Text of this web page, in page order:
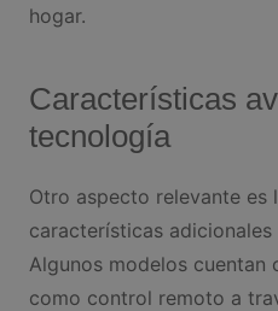
hogar.
Características
tecnología
Otro aspecto relevante es
características
Algunos modelos cuentan
como control remoto a